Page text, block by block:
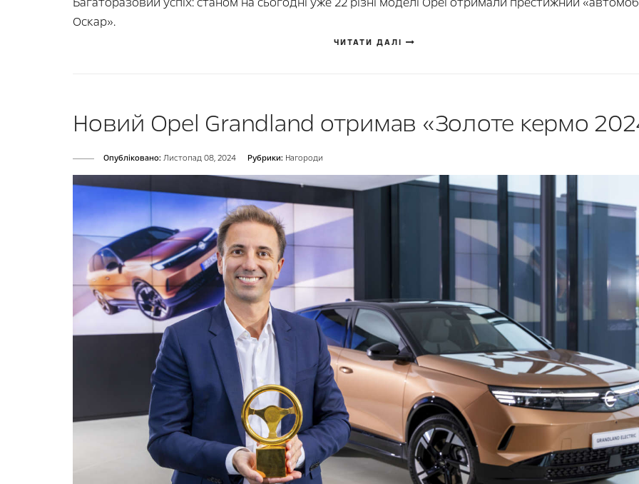
Оскар».
ЧИТАТИ ДАЛІ
Новий Opel Grandland отримав «Золоте кермо
Опубліковано: Листопад 08, 2024 Рубрики: Нагороди